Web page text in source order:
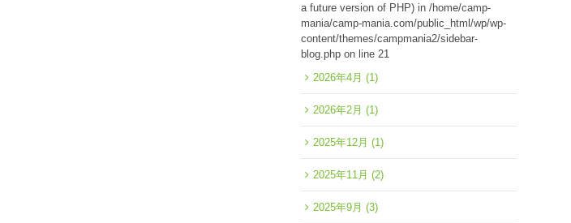
a future version of PHP) in /home/camp-
mania/camp-mania.com/public_html/wp/wp-
content/themes/campmania2/sidebar-
blog.phpon line 21
2026年4月 (1)
2026年2月 (1)
2025年12月 (1)
2025年11月 (2)
2025年9月 (3)